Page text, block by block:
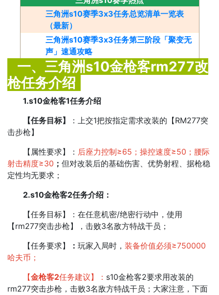
三角洲s10赛季3x3任务总览清单一览表
（最新）
三角洲s10赛季3x3任务第三阶段「聚变无
声」速通攻略
一、三角洲s10金枪客rm277改
枪任务介绍
1.s10金枪客1任务介绍
【任务目标】
：上交1把按指定需求改装的【RM277突
击步枪】
【属性要求】： 后座力控制≥65；操控速度≥50；腰际
射击精度≥30 ； 但对改装后的基础伤害、优势射程、据枪稳
定性均无要求；
2.s10金枪客2任务介绍：
【任务目标】：在任意机密/绝密行动中，使用
【rm277突击步枪】，击败3名敌方特战干员；
【任务要求】
： 玩家入局时， 装备价值必须≥750000
哈夫币；
【金枪客2任务建议】： s10金枪客2要求用改装的
rm277突击步枪，击败3名敌方特战干员；大家注意，下面